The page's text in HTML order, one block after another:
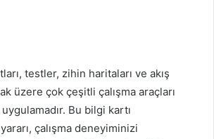
testler, zihin haritaları ve akış
üzere çok çeşitli çalışma araçları
Bu bilgi kartı
çalışma deneyiminizi